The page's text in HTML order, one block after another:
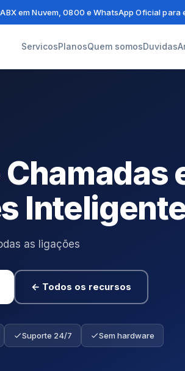
em Nuvem, 0800 e WhatsApp Oficial para
ServicosPlanosQuem somosDuvidas
as ligações
← Todos os recursos
Suporte 24/7 Sem hardware